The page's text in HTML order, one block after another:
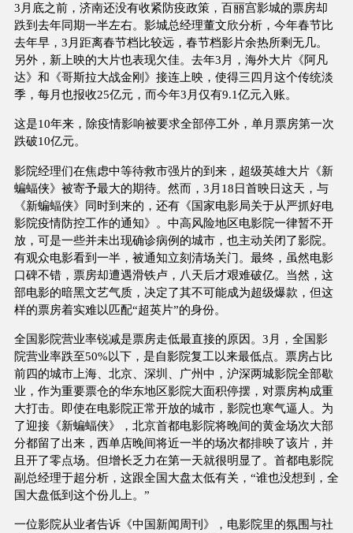
3月底之前，济南还没有收紧防疫政策，百丽宫影城的票房却
跌到去年同期一半左右。影城总经理董文欣分析，今年春节比
去年早，3月距离春节档比较远，春节档影片余热所剩无几。
另外，新上映的大片也表现欠佳。去年3月，海外大片《阿凡
达》和《哥斯拉大战金刚》接连上映，使得三四月这个传统淡
季，每月也报收25亿元，而今年3月仅有9.1亿元入账。
这是10年来，除疫情影响被要求全部停工外，单月票房第一次
跌破10亿元。
影院经理们在焦虑中等待救市强片的到来，超级英雄大片《新
蝙蝠侠》被寄予最大的期待。然而，3月18日首映日这天，与
《新蝙蝠侠》同时到来的，还有《国家电影局关于从严抓好电
影院疫情防控工作的通知》。中高风险地区电影院一律暂不开
放，可是一些并未出现确诊病例的城市，也主动关闭了影院。
有观众电影看到一半，被通知立刻清场关门。最终，虽然电影
口碑不错，票房却遭遇滑铁卢，八天后才艰难破亿。当然，这
部电影的暗黑文艺气质，决定了其不可能成为超级爆款，但这
样的票房着实难以匹配“超英片”的身份。
全国影院营业率锐减是票房走低最直接的原因。3月，全国影
院营业率跌至50%以下，是自影院复工以来最低点。票房占比
前四的城市上海、北京、深圳、广州中，沪深两城影院全部歇
业，作为重要票仓的华东地区影院大面积停摆，对票房构成重
大打击。即使在电影院正常开放的城市，影院也寒气逼人。为
了迎接《新蝙蝠侠》，北京首都电影院将晚间的黄金场次大部
分都留了出来，西单店晚间将近一半的场次都排映了该片，并
且开了零点场。但增长乏力在第一天就很明显了。首都电影院
副总经理于超分析，这跟全国大盘太低有关，“谁也没想到，全
国大盘低到这个份儿上。”
一位影院从业者告诉《中国新闻周刊》，电影院里的氛围与社